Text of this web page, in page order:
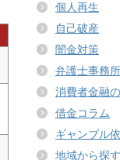
個人再生
自己破産
闇金対策
弁護士事務
消費者金融
借金コラム
ギャンブル
地域から探す